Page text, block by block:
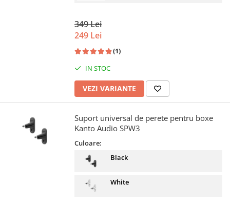
349 Lei
249 Lei
(1)
IN STOC
VEZI VARIANTE
Suport universal de perete pentru boxe
Kanto Audio SPW3
Culoare:
Black
White